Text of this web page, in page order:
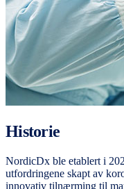
Historie
NordicDx ble etablert i
utfordringene skapt av
innovativ tilnærming til